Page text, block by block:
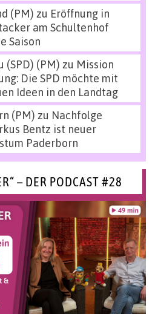
(PM) zu Eröffnung in
am Schultenhof
Saison
(SPD) (PM) zu Mission
Die SPD möchte mit
Ideen in den Landtag
(PM) zu Nachfolge
Bentz ist neuer
Paderborn
– DER PODCAST #28